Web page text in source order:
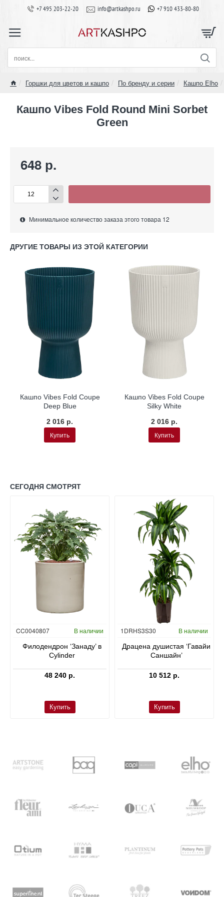
+7 495 203-22-20 info@artkashpo.ru +7 910 433-80-80
поиск...
Горшки для цветов и кашпо По бренду и серии Кашпо Elho
Кашпо Vibes Fold Round Mini Sorbet
Green
648 р.
Минимальное количество заказа этого товара 12
ДРУГИЕ ТОВАРЫ ИЗ ЭТОЙ КАТЕГОРИИ
Кашпо Vibes Fold Coupe
Deep Blue
2 016 р.
Купить
Кашпо Vibes Fold Coupe
Silky White
2 016 р.
Купить
СЕГОДНЯ СМОТРЯТ
CC0040807 В наличии
Филодендрон ‘Занаду’ в
Cylinder
48 240 р.
Купить
Гидропоника
1DRHS3S30 В наличии
Драцена душистая ‘Гавайи
Саншайн’
10 512 р.
Купить